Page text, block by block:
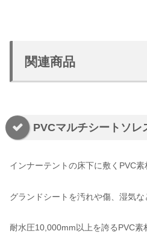
関連商品
PVCマルチシートソレ
インナーテントの床下に敷くPVC素
グランドシートを汚れや傷、湿気な
耐水圧10,000mm以上を誇るPVC